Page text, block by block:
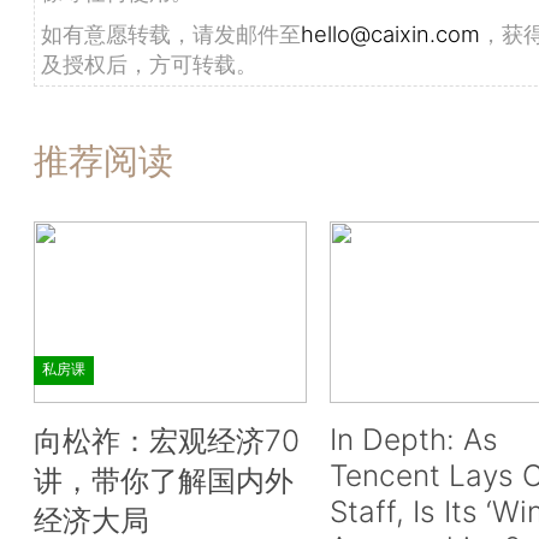
如有意愿转载，请发邮件至hello@caixin.com ，获
及授权后，方可转载。
推荐阅读
私房课
向松祚：宏观经济70
讲，带你了解国内外
经济大局
In Depth: As
Tencent Lays
Staff, Is Its